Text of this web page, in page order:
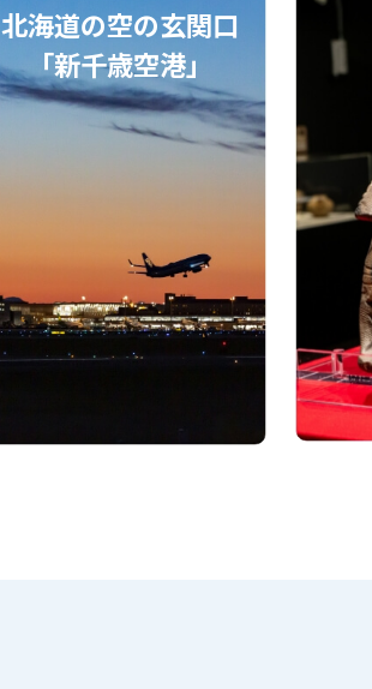
北海道の空の玄関口
「新千歳空港」